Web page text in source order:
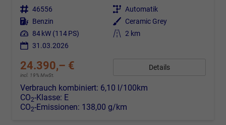
Fahrzeugnr. 46556 Getriebe Automatik
Kraftstoff Benzin Außenfarbe Ceramic Grey
Leistung 84 kW (114 PS) Kilometerstand 2 km
31.03.2026
24.390,– €
incl. 19% MwSt.
Details
Verbrauch kombiniert: 6,10 l/100km
CO2-Klasse: E
CO2-Emissionen: 138,00 g/km